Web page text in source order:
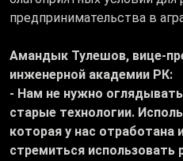
предпринимательства в
Амандык Тулешов, вице-
инженерной академии РК:
- Нам не нужно
старые технологии.
которая у нас отработана
стремиться использовать